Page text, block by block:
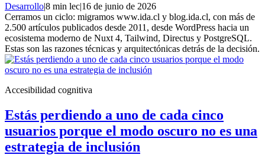
Desarrollo|8 min lec|16 de junio de 2026
Cerramos un ciclo: migramos www.ida.cl y blog.ida.cl, con más de
2.500 artículos publicados desde 2011, desde WordPress hacia un
ecosistema moderno de Nuxt 4, Tailwind, Directus y PostgreSQL.
Estas son las razones técnicas y arquitectónicas detrás de la decisión.
Accesibilidad cognitiva
Estás perdiendo a uno de cada cinco
usuarios porque el modo oscuro no es una
estrategia de inclusión